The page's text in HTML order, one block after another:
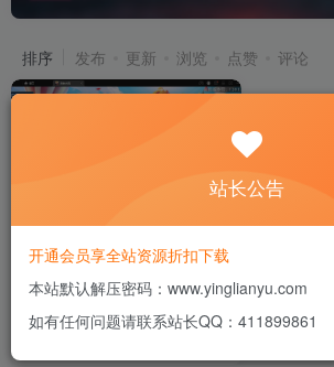
排序 发布 更新 浏览 点赞 评论
横版闯关手游【阿拉德之怒】
最新整理IP版Linux商业手工服
务端+安卓苹果双端+GM后台
+详细搭建教程+视频教程
付费资源 ￥5 游戏源码
站长公告
开通会员享全站资源折扣下载
本站默认解压密码：www.yinglianyu.com
如有任何问题请联系站长QQ：411899861